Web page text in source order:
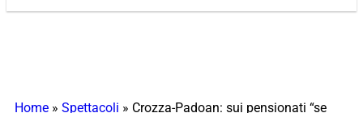
Home » Spettacoli » Crozza-Padoan: sui pensionati “se